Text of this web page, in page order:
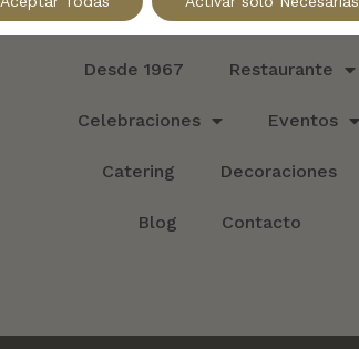
Desde 1967 Restaurante
Celebraciones Eventos
Catering Decoraciones
Blog Contacto